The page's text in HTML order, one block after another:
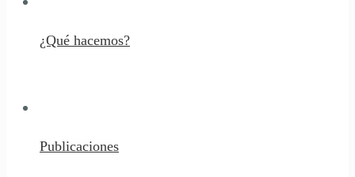
¿Qué hacemos?
Publicaciones